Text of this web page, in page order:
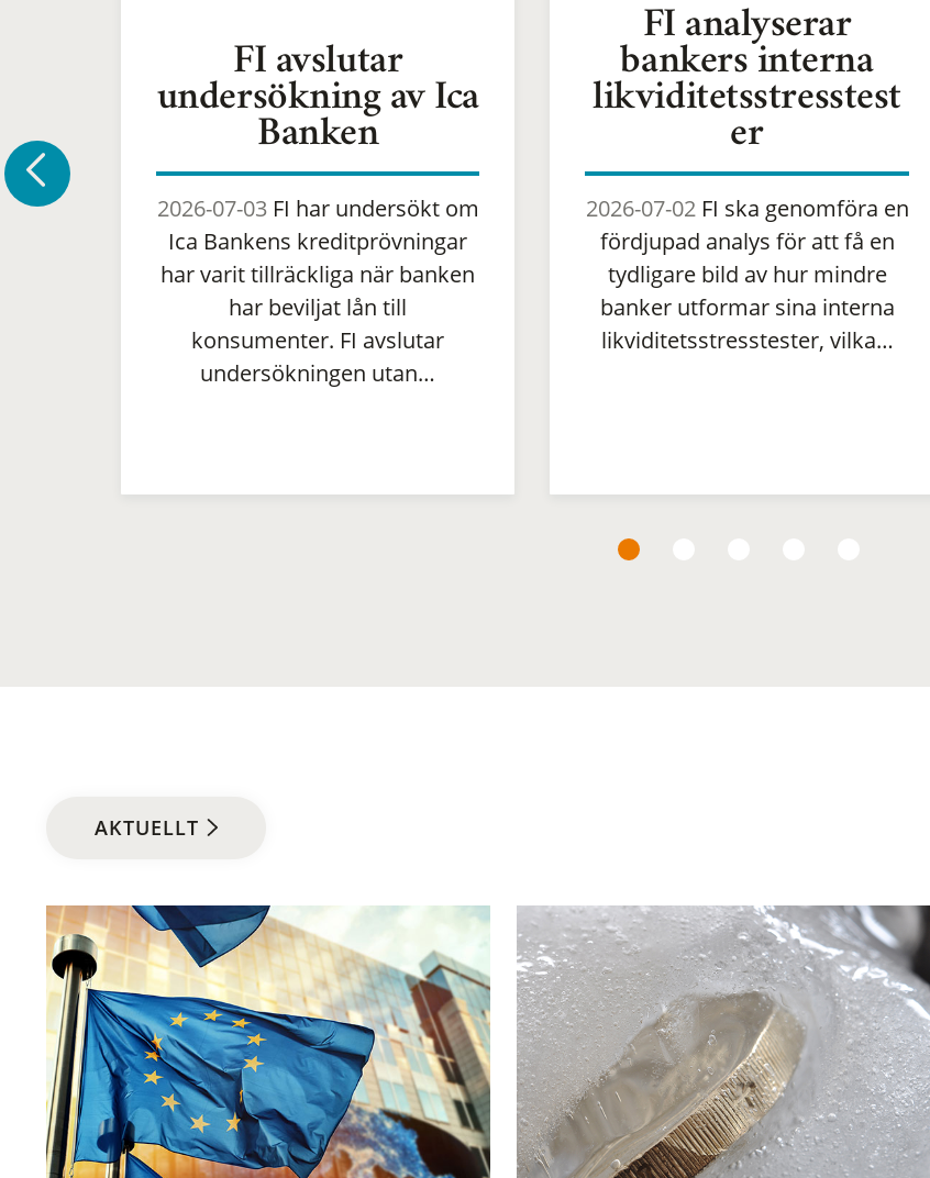
FI avslutar
undersökning av Ica
Banken
2026-07-03FI har undersökt om
Ica Bankens kreditprövningar
har varit tillräckliga när banken
har beviljat lån till
konsumenter. FI avslutar
undersökningen utan…
FI analyserar
bankers interna
likviditetsstresstest
er
2026-07-02FI ska genomföra en
fördjupad analys för att få en
tydligare bild av hur mindre
banker utformar sina interna
likviditetsstresstester, vilka…
AKTUELLT